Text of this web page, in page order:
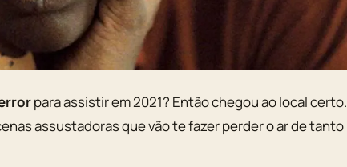
para assistir em 2021? Então chegou ao local certo.
assustadoras que vão te fazer perder o ar de tanto